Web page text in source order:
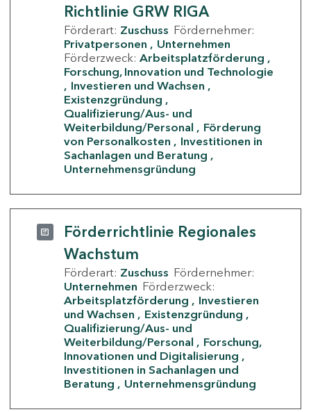
Richtlinie GRW RIGA
Förderart: Zuschuss Fördernehmer:
Privatpersonen
Unternehmen
Förderzweck: Arbeitsplatzförderung
Forschung, Innovation und Technologie
Investieren und Wachsen
Existenzgründung
Qualifizierung/Aus- und
Weiterbildung/Personal
Förderung
von Personalkosten
Investitionen in
Sachanlagen und Beratung
Unternehmensgründung
Förderrichtlinie Regionales
Wachstum
Förderart: Zuschuss Fördernehmer:
Unternehmen Förderzweck:
Arbeitsplatzförderung
Investieren
und Wachsen
Existenzgründung
Qualifizierung/Aus- und
Weiterbildung/Personal
Forschung,
Innovationen und Digitalisierung
Investitionen in Sachanlagen und
Beratung
Unternehmensgründung